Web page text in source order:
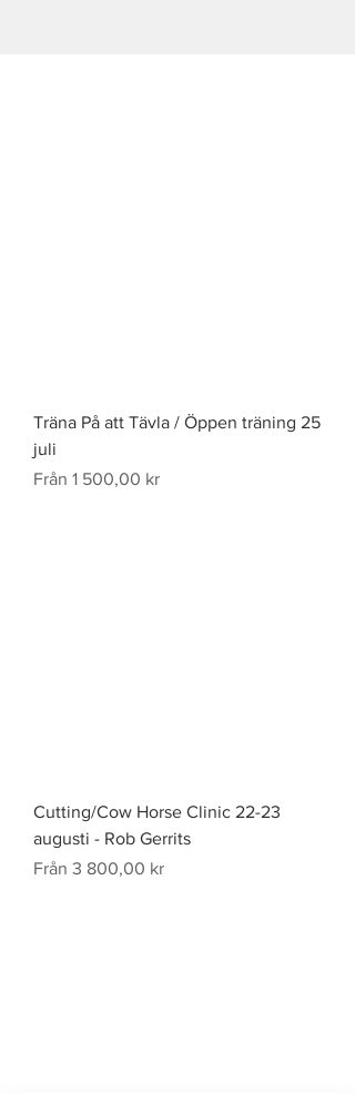
Träna På att Tävla / Öppen träning 25
juli
Från 1 500,00 kr
Reapris
Cutting/Cow Horse Clinic 22-23
augusti - Rob Gerrits
Från 3 800,00 kr
Reapris